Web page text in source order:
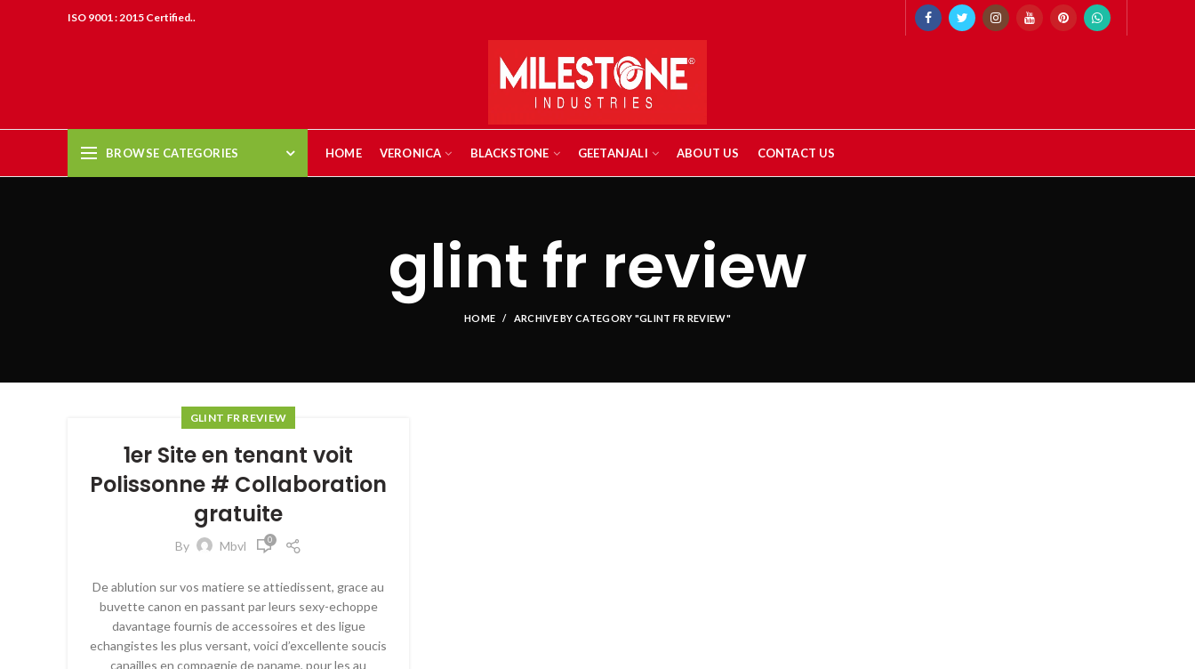
ISO 9001 : 2015 Certified..
BROWSE CATEGORIES HOME VERONICA BLACKSTONE GEETANJALI ABOUT US CONTACT US
glint fr review
HOME ARCHIVE BY CATEGORY "GLINT FR REVIEW"
GLINT FR REVIEW
1er Site en tenant voit
Polissonne # Collaboration
gratuite
By Mbvl 0
De ablution sur vos matiere se attiedissent, grace au
buvette canon en passant par leurs sexy-echoppe
davantage fournis de accessoires et des ligue
echangistes les plus versant, voici d’excellente soucis
canailles en compagnie de paname, pour les au